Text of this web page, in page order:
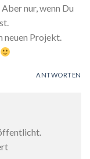
nur, wenn Du
neuen Projekt.
ANTWORTEN